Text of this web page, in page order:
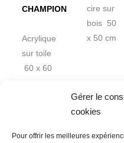
Gérer le
cookies
Pour offrir les meilleures
CHAMPION
Acrylique
sur toile
60 x 60
cire sur
bois 50
x 50 cm